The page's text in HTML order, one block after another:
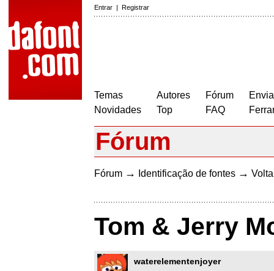
Entrar | Registrar
Temas
Novidades
Autores
Top
Fórum
FAQ
Fórum
Fórum → Identificação de fontes →
Tom & Jerry
waterelementenjoyer